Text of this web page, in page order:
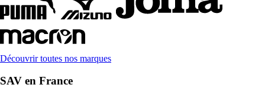
Découvrir toutes nos marques
SAV en France